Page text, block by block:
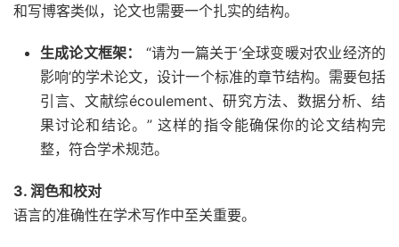
和写博客类似，论文也需要一个扎实的结构。
生成论文框架：
“请为一篇关于‘全球变暖对农业经济的
影响’的学术论文，设计一个标准的章节结构。需要包括
引言、文献综écoulement、研究方法、数据分析、结
果讨论和结论。” 这样的指令能确保你的论文结构完
整，符合学术规范。
3. 润色和校对
语言的准确性在学术写作中至关重要。